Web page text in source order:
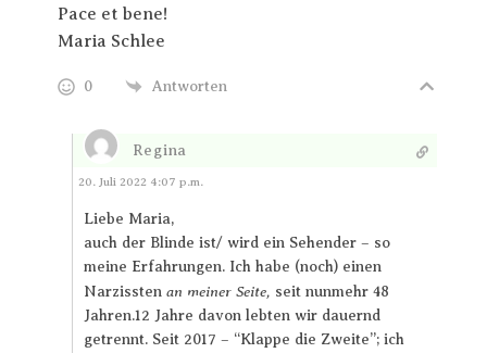
Pace et bene!
Maria Schlee
0 Antworten
Regina
Antworten
20. Juli 2022 4:07 p.m.
Liebe Maria,
auch der Blinde ist/ wird ein Sehender – so
meine Erfahrungen. Ich habe (noch) einen
Narzissten an meiner Seite, seit nunmehr 48
Jahren.12 Jahre davon lebten wir dauernd
getrennt. Seit 2017 – “Klappe die Zweite”; ich